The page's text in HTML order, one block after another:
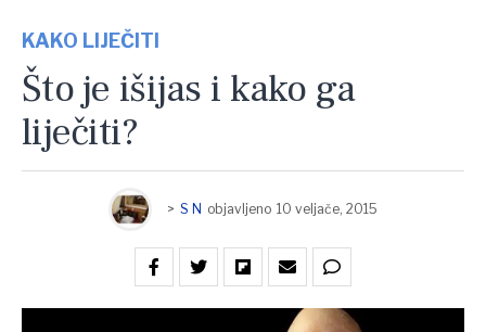
KAKO LIJEČITI
Što je išijas i kako ga
liječiti?
> S N objavljeno 10 veljače, 2015